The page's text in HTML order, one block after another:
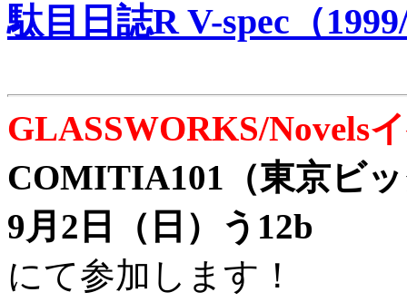
駄目日誌R V-spec（
GLASSWORKS/Novels
COMITIA101（東京ビ
9月2日（日）う12b
にて参加します！